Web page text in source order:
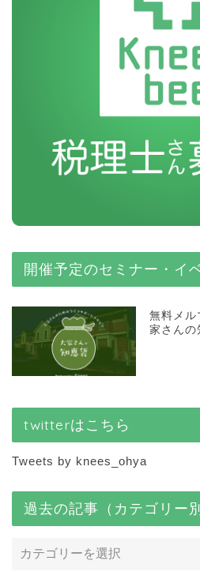
開催予定のセミナー・イ
無料メル
家さんの
twitterはこちら
Tweets by knees_ohya
過去の記事（カテゴリー別